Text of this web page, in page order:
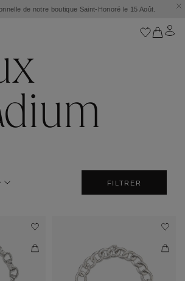
de notre boutique Saint-Honoré le 15 Août.
FILTRER